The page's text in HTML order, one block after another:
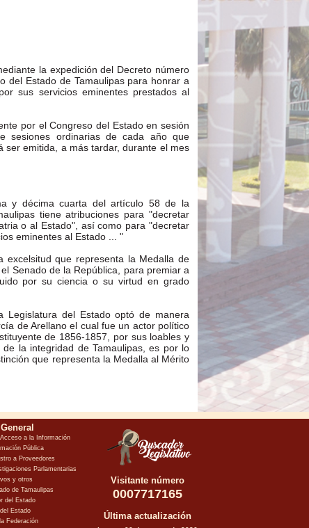
la expedición del Decreto número
del Estado de Tamaulipas para honrar a
sus servicios eminentes prestados al
por el Congreso del Estado en sesión
sesiones ordinarias de cada año que
ser emitida, a más tardar, durante el mes
y décima cuarta del artículo 58 de la
tiene atribuciones para "decretar
o al Estado", así como para "decretar
eminentes al Estado ... "
excelsitud que representa la Medalla de
Senado de la República, para premiar a
por su ciencia o su virtud en grado
Legislatura del Estado optó de manera
de Arellano el cual fue un actor político
de 1856-1857, por sus loables y
la integridad de Tamaulipas, es por lo
que representa la Medalla al Mérito